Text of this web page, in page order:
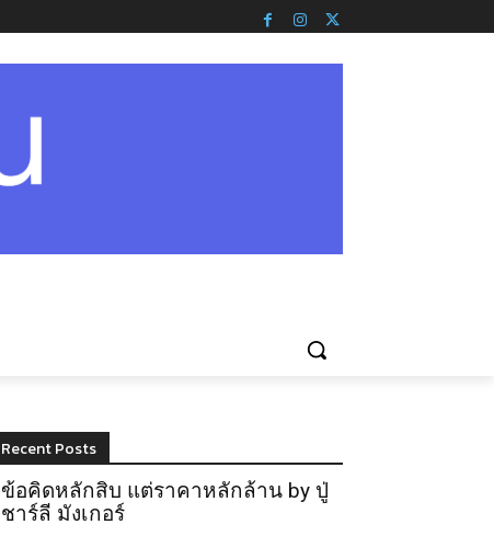
Recent Posts
ข้อคิดหลักสิบ แต่ราคาหลักล้าน by ปู่
ชาร์ลี มังเกอร์